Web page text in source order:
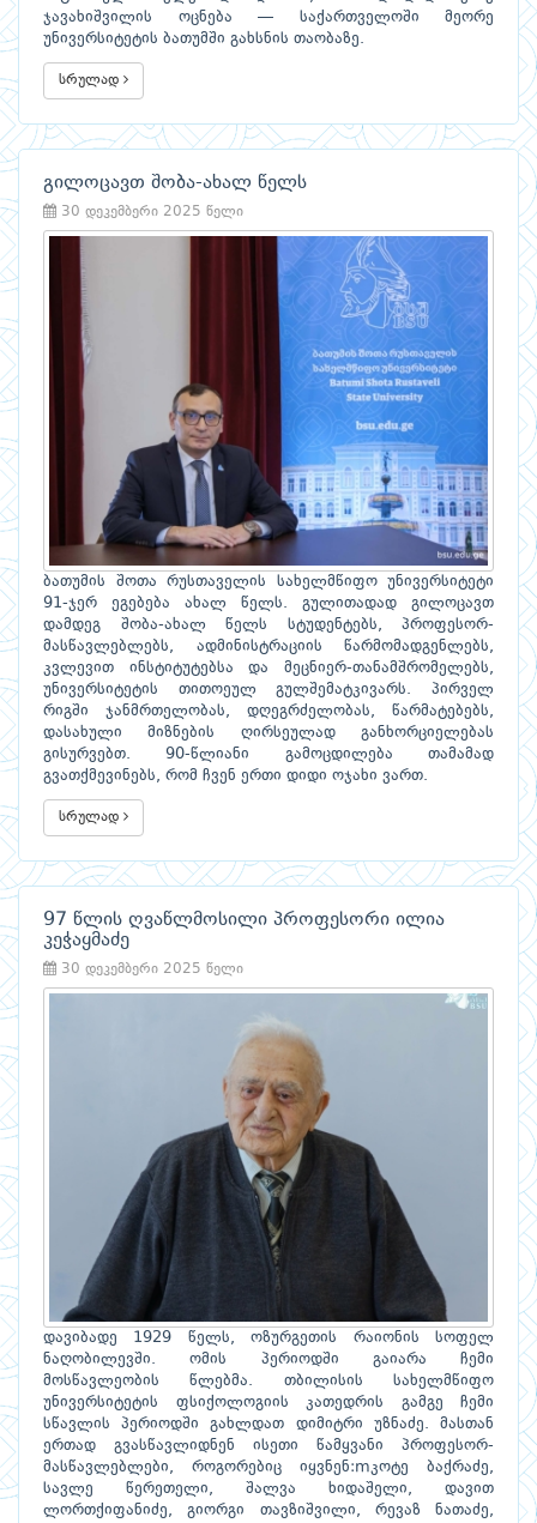
ჯავახიშვილის ოცნება — საქართველოში მეორე
უნივერსიტეტის ბათუმში გახსნის თაობაზე.
სრულად
გილოცავთ შობა-ახალ წელს
30 დეკემბერი 2025 წელი
ბათუმის შოთა რუსთაველის სახელმწიფო უნივერსიტეტი
91-ჯერ ეგებება ახალ წელს. გულითადად გილოცავთ
დამდეგ შობა-ახალ წელს სტუდენტებს, პროფესორ-
მასწავლებლებს, ადმინისტრაციის წარმომადგენლებს,
კვლევით ინსტიტუტებსა და მეცნიერ-თანამშრომელებს,
უნივერსიტეტის თითოეულ გულშემატკივარს. პირველ
რიგში ჯანმრთელობას, დღეგრძელობას, წარმატებებს,
დასახული მიზნების ღირსეულად განხორციელებას
გისურვებთ. 90-წლიანი გამოცდილება თამამად
გვათქმევინებს, რომ ჩვენ ერთი დიდი ოჯახი ვართ.
სრულად
97 წლის ღვაწლმოსილი პროფესორი ილია
კეჭაყმაძე
30 დეკემბერი 2025 წელი
დავიბადე 1929 წელს, ოზურგეთის რაიონის სოფელ
ნაღობილევში. ომის პერიოდში გაიარა ჩემი
მოსწავლეობის წლებმა. თბილისის სახელმწიფო
უნივერსიტეტის ფსიქოლოგიის კათედრის გამგე ჩემი
სწავლის პერიოდში გახლდათ დიმიტრი უზნაძე. მასთან
ერთად გვასწავლიდნენ ისეთი წამყვანი პროფესორ-
მასწავლებლები, როგორებიც იყვნენ:mკოტე ბაქრაძე,
სავლე წერეთელი, შალვა ხიდაშელი, დავით
ლორთქიფანიძე, გიორგი თავზიშვილი, რევაზ ნათაძე,